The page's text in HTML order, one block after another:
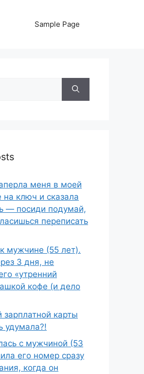
Sample Page
меня в моей
ключ и сказала
— посиди подумай,
переписать
мужчине (55 лет).
3 дня, не
«утренний
кофе (и дело
карты
удумала?!
с мужчиной (53
его номер сразу
когда он